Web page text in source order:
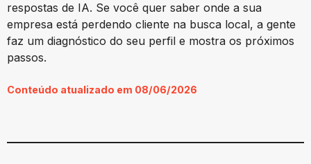
respostas de IA. Se você quer saber onde a sua
empresa está perdendo cliente na busca local, a gente
faz um diagnóstico do seu perfil e mostra os próximos
passos.
Conteúdo atualizado em 08/06/2026